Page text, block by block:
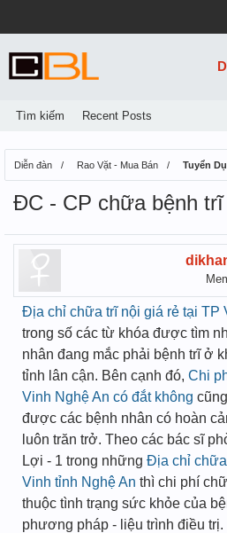
Diễn đàn Rao Vặt - Mua Bán Tuyển
ĐC - CP chữa bệnh trĩ
Địa chỉ chữa trĩ nội giá rẻ tại TP
trong số các từ khóa được tìm
nhân đang mắc phải bệnh trĩ ở
tỉnh lân cận. Bên cạnh đó, Chi
Vinh Nghệ An có đắt không
được các bệnh nhân có hoàn
luôn trăn trở. Theo các bác sĩ
Lợi - 1 trong những Địa chỉ
Vinh tỉnh Nghệ An thì chi phí
thuộc tình trạng sức khỏe của
phương pháp - liệu trình điều trị.
Tìm kiếm Recent Posts